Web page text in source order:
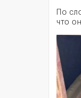
По
что